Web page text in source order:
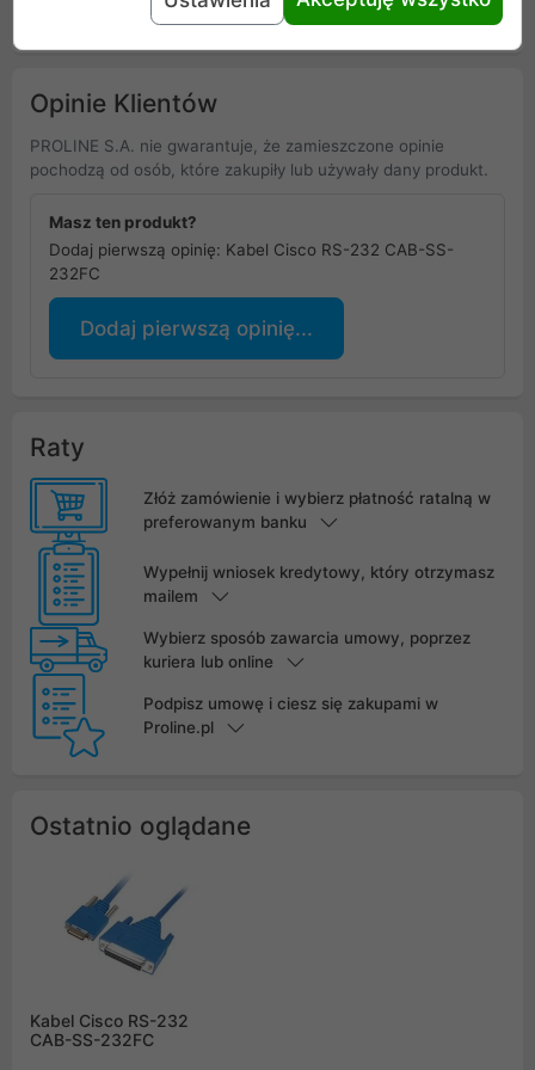
Uniwersalna informacja o bezpieczeństwie
Opinie Klientów
PROLINE S.A. nie gwarantuje, że zamieszczone opinie
pochodzą od osób, które zakupiły lub używały dany produkt.
Masz ten produkt?
Dodaj pierwszą opinię: Kabel Cisco RS-232 CAB-SS-
232FC
Dodaj pierwszą opinię...
Raty
Złóż zamówienie i wybierz płatność ratalną w
preferowanym banku
Wypełnij wniosek kredytowy, który otrzymasz
mailem
Wybierz sposób zawarcia umowy, poprzez
kuriera lub online
Podpisz umowę i ciesz się zakupami w
Proline.pl
Ostatnio oglądane
Kabel Cisco RS-232
CAB-SS-232FC